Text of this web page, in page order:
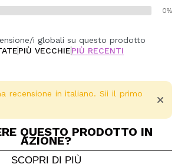
0%
i globali su questo prodotto
PIÙ VECCHIEPIÙ RECENTI
recensione in italiano. Sii il primo
QUESTO PRODOTTO IN
AZIONE?
SCOPRI DI PIÙ